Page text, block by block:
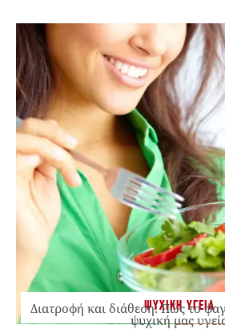
ΨΥΧΙΚΗ ΥΓΕΙΑ
Διατροφή και διάθεση: Πώς το
ψυχική μας